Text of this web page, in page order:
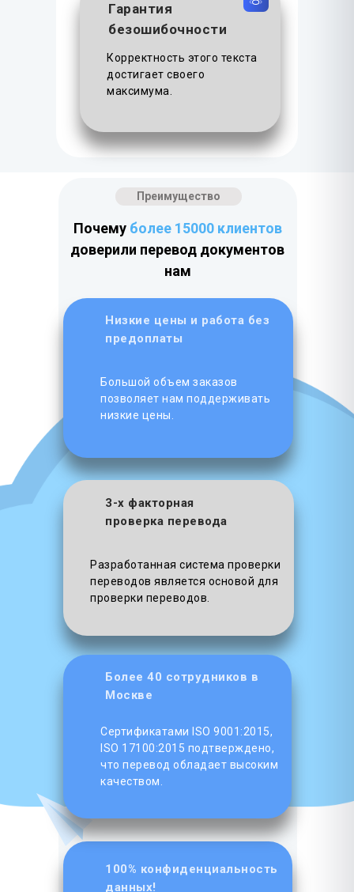
Гарантия
безошибочности
Корректность этого текста
достигает своего
максимума.
Низкие цены и работа без
предоплаты
3-х факторная
проверка перевода
Разработанная система проверки
переводов является основой для
проверки переводов.
Преимущество
Почему более 15000 клиентов
доверили перевод документов
нам
Большой объем заказов
позволяет нам поддерживать
низкие цены.
100% конфиденциальность
данных!
Более 40 сотрудников в
Москве
Сертификатами ISO 9001:2015,
ISO 17100:2015 подтверждено,
что перевод обладает высоким
качеством.